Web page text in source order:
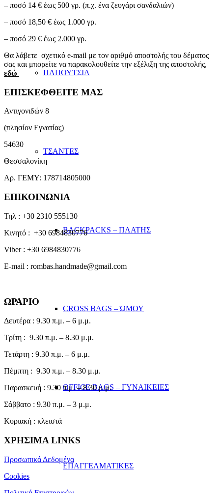
ΠΑΠΟΥΤΣΙΑ
ΤΣΑΝΤΕΣ
BACKPACKS – ΠΛΑΤΗΣ
CROSS BAGS – ΏΜΟΥ
OFFICE BAGS – ΓΥΝΑΙΚΕΙΕΣ
ΕΠΑΓΓΕΛΜΑΤΙΚΕΣ
– ποσό 14 € έως 500 γρ. (π.χ. ένα ζευγάρι σανδαλιών)
– ποσό 18,50 € έως 1.000 γρ.
– ποσό 29 € έως 2.000 γρ.
Θα λάβετε σχετικό e-mail με τον αριθμό αποστολής του δέματος
σας και μπορείτε να παρακολουθείτε την εξέλιξη της αποστολής,
εδώ
ΕΠΙΣΚΕΦΘΕΙΤΕ ΜΑΣ
Αντιγονιδών 8
(πλησίον Εγνατίας)
54630
Θεσσαλονίκη
Αρ. ΓΕΜΥ: 178714805000
ΕΠΙΚΟΙΝΩΝΙΑ
Τηλ : +30 2310 555130
Κινητό : +30 6984830776
Viber : +30 6984830776
E-mail : rombas.handmade@gmail.com
ΩΡΑΡΙΟ
Δευτέρα : 9.30 π.μ. – 6 μ.μ.
Τρίτη : 9.30 π.μ. – 8.30 μ.μ.
Τετάρτη : 9.30 π.μ. – 6 μ.μ.
Πέμπτη : 9.30 π.μ. – 8.30 μ.μ.
Παρασκευή : 9.30 π.μ. – 8.30 μ.μ.
Σάββατο : 9.30 π.μ. – 3 μ.μ.
Κυριακή : κλειστά
ΧΡΗΣΙΜΑ LINKS
Προσωπικά Δεδομένα
Cookies